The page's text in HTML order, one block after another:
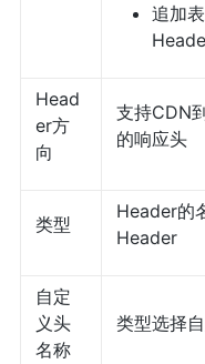
追加
Head
er方
向
支持CDN
的响应头
类型
Header的
Header
自定
义头
名称
类型选择